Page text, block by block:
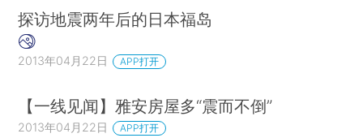
探访地震两年后的日本福岛
2013年04月22日 APP打开
【一线见闻】雅安房屋多“震而不倒”
2013年04月22日 APP打开